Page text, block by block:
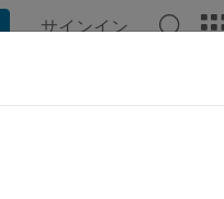
サインイン